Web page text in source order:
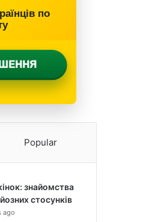
по
Popular
знайомства
стосунків
ago